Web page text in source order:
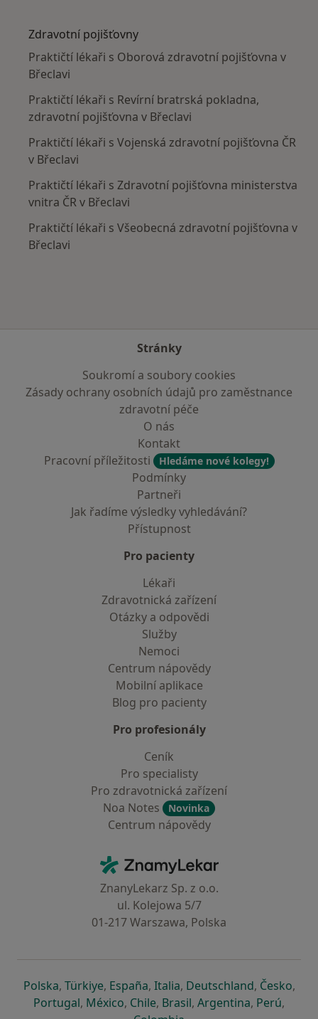
Zdravotní pojišťovny
Praktičtí lékaři s Oborová zdravotní pojišťovna v
Břeclavi
Praktičtí lékaři s Revírní bratrská pokladna,
zdravotní pojišťovna v Břeclavi
Praktičtí lékaři s Vojenská zdravotní pojišťovna ČR
v Břeclavi
Praktičtí lékaři s Zdravotní pojišťovna ministerstva
vnitra ČR v Břeclavi
Praktičtí lékaři s Všeobecná zdravotní pojišťovna v
Břeclavi
Stránky
Soukromí a soubory cookies
Zásady ochrany osobních údajů pro zaměstnance
zdravotní péče
O nás
Kontakt
Pracovní příležitosti
Hledáme nové kolegy!
Podmínky
Partneři
Jak řadíme výsledky vyhledávání?
Přístupnost
Pro pacienty
Lékaři
Zdravotnická zařízení
Otázky a odpovědi
Služby
Nemoci
Centrum nápovědy
Mobilní aplikace
Blog pro pacienty
Pro profesionály
Ceník
Pro specialisty
Pro zdravotnická zařízení
Noa Notes
Novinka
Centrum nápovědy
ZnamyLekar - Hlavní stránka
ZnanyLekarz Sp. z o.o.
ul. Kolejowa 5/7
01-217 Warszawa, Polska
Polskase otevře v nové záložce
, Türkiyese otevře v nové záložce
, Españase otevře v nové záložce
, Italiase otevře v nové záložce
, Deutschlandse otevře v
, Českose
,
Portugalse otevře v nové záložce
, Méxicose otevře v nové záložce
, Chilese otevře v nové záložce
, Brasilse otevře v nové
, Argentinase otevře v
, Perúse
,